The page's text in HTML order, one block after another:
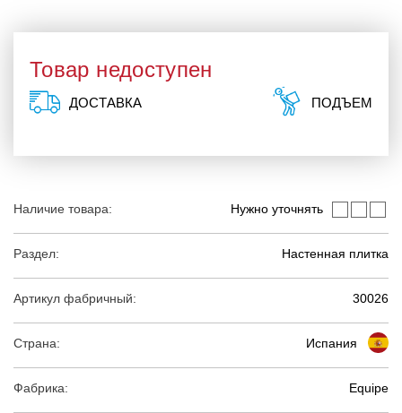
Наличие товара: Нужно уточнять
Раздел: Настенная плитка
Артикул фабричный: 30026
Страна: Испания
Фабрика: Equipe
Товар недоступен
ДОСТАВКА ПОДЪЕМ